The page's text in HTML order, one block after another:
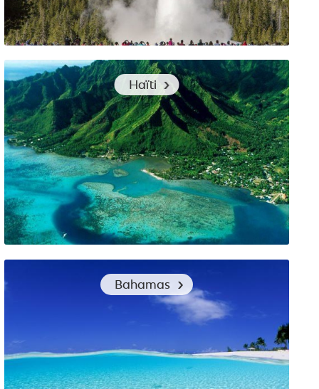
Les vêtements qui conviendront pour visiter
Yellowstone : nos conseils
Haïti
Conseils en vêtements de voyage pour découvrir Haïti
Bahamas